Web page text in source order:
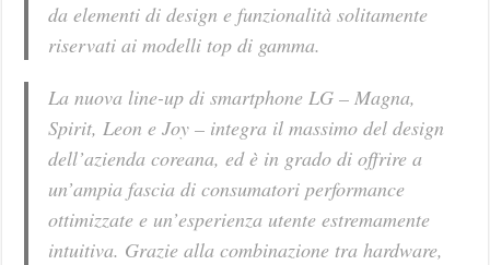
da elementi di design e funzionalità solitamente
riservati ai modelli top di gamma.
La nuova line-up di smartphone LG – Magna,
Spirit, Leon e Joy – integra il massimo del design
dell’azienda coreana, ed è in grado di offrire a
un’ampia fascia di consumatori performance
ottimizzate e un’esperienza utente estremamente
intuitiva. Grazie alla combinazione tra hardware,